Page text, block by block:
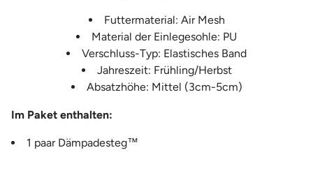
Futtermaterial: Air Mesh
Material der Einlegesohle: PU
Verschluss-Typ: Elastisches Band
Jahreszeit: Frühling/Herbst
Absatzhöhe: Mittel (3cm-5cm)
Im Paket enthalten:
1 paar Dämpadesteg™